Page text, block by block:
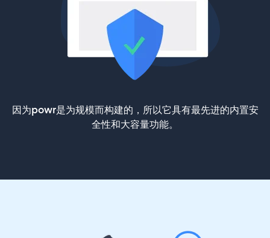
因为powr是为规模而构建的，所以它具有最先进的内置安
全性和大容量功能。